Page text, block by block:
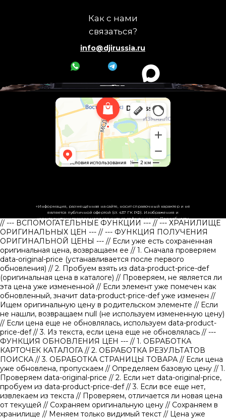
Как с нами
связаться?
info@djirussia.ru
«Информация, размещённая на сайте, носит справочный характер и не
является публичной офертой (ст. 437 ГК РФ). Изображения и
характеристики товаров могут отличаться от фактических. Подробности
уточняйте у менеджеров.»
// --- ВСПОМОГАТЕЛЬНЫЕ ФУНКЦИИ --- // --- ХРАНИЛИЩЕ
ОРИГИНАЛЬНЫХ ЦЕН --- // --- ФУНКЦИЯ ПОЛУЧЕНИЯ
ОРИГИНАЛЬНОЙ ЦЕНЫ --- // Если уже есть сохраненная
оригинальная цена, возвращаем ее // 1. Сначала проверяем
data-original-price (устанавливается после первого
обновления) // 2. Пробуем взять из data-product-price-def
(оригинальная цена в каталоге) // Проверяем, не является ли
эта цена уже измененной // Если элемент уже помечен как
обновленный, значит data-product-price-def уже изменен //
Ищем оригинальную цену в родительском элементе // Если
не нашли, возвращаем null (не используем измененную цену)
// Если цена еще не обновлялась, используем data-product-
price-def// 3. Из текста, если цена еще не обновлялась // ---
ФУНКЦИЯ ОБНОВЛЕНИЯ ЦЕН --- // 1. ОБРАБОТКА
КАРТОЧЕК КАТАЛОГА // 2. ОБРАБОТКА РЕЗУЛЬТАТОВ
ПОИСКА // 3. ОБРАБОТКА СТРАНИЦЫ ТОВАРА // Если цена
уже обновлена, пропускаем // Определяем базовую цену // 1.
Проверяем data-original-price // 2. Если нет data-original-price,
пробуем из data-product-price-def// 3. Если все еще нет,
извлекаем из текста // Проверяем, отличается ли новая цена
от текущей // Сохраняем оригинальную цену // Сохраняем в
хранилище // Меняем только видимый текст // Цена уже